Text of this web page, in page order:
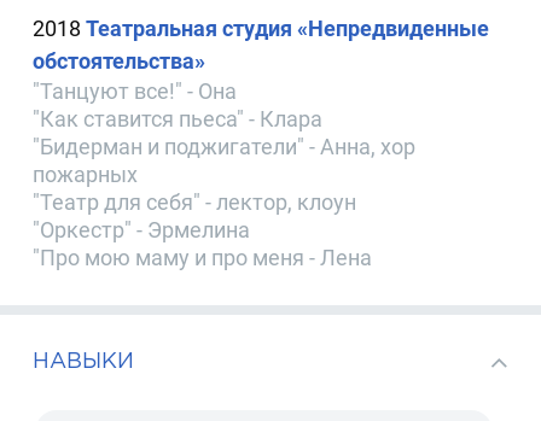
2018Театральная студия «Непредвиденные
обстоятельства»
"Танцуют все!" - Она
"Как ставится пьеса" - Клара
"Бидерман и поджигатели" - Анна, хор
пожарных
"Театр для себя" - лектор, клоун
"Оркестр" - Эрмелина
"Про мою маму и про меня - Лена
НАВЫКИ